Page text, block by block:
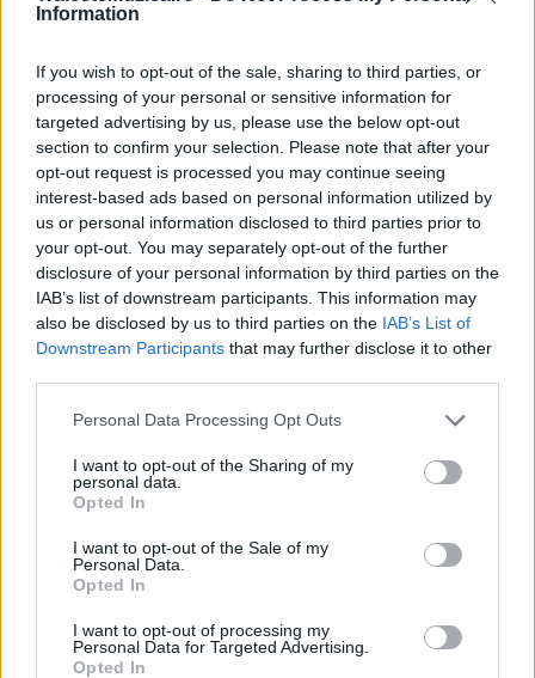
Information
If you wish to opt-out of the sale, sharing to third parties, or
processing of your personal or sensitive information for
targeted advertising by us, please use the below opt-out
section to confirm your selection. Please note that after your
opt-out request is processed you may continue seeing
interest-based ads based on personal information utilized by
us or personal information disclosed to third parties prior to
your opt-out. You may separately opt-out of the further
disclosure of your personal information by third parties on the
IAB’s list of downstream participants. This information may
also be disclosed by us to third parties on the IAB’s List of
Downstream Participants that may further disclose it to other
Please note that this website/app uses one or more Google
not limited to your visit or usage behaviour. You may click to
grant or deny consent to Google and its third-party tags to
use your data for below specified purposes in below Google
consent section.
Personal Data Processing Opt Outs
I want to opt-out of the Sharing of my
personal data.
Opted In
I want to opt-out of the Sale of my
Personal Data.
Opted In
I want to opt-out of processing my
Personal Data for Targeted Advertising.
Opted In